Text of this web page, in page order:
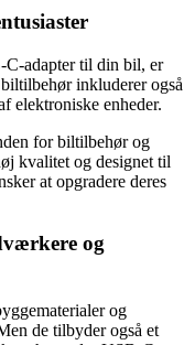
C-adapter til din bil, er
inkluderer også
elektroniske enheder.
for biltilbehør og
kvalitet og designet til
at opgradere deres
og
og
de tilbyder også et